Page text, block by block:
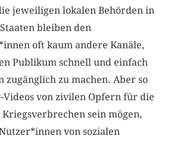
jeweiligen lokalen Behörden in
bleiben den
oft kaum andere Kanäle,
Publikum schnell und einfach
zugänglich zu machen. Aber so
von zivilen Opfern für die
sein mögen,
von sozialen